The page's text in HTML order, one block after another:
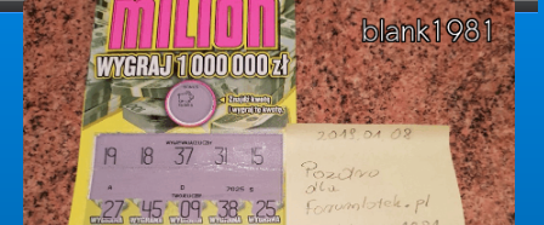
forumlotek.pl
Forum gier liczbowych